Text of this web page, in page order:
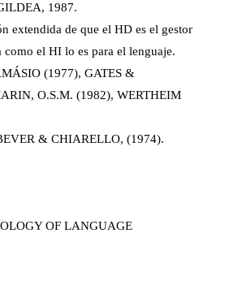
1987.
extendida de que el HD es el gestor
el HI lo es para el lenguaje.
(1977), GATES &
O.S.M. (1982), WERTHEIM
& CHIARELLO, (1974).
OF LANGUAGE